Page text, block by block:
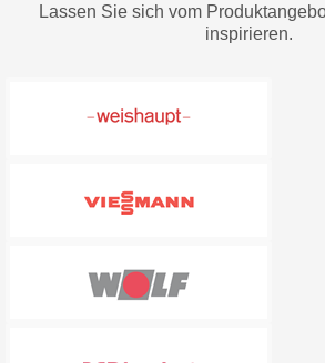
Lassen Sie sich vom
inspirieren.